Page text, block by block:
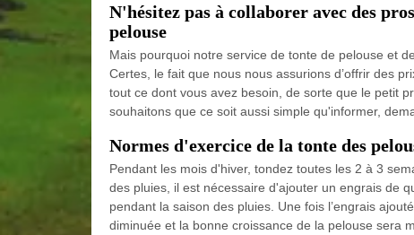
N'hésitez pas à collaborer avec des
pelouse
Mais pourquoi notre service de tonte de pelouse et
Certes, le fait que nous nous assurions d’offrir des
tout ce dont vous avez besoin, de sorte que le petit
souhaitons que ce soit aussi simple qu'informer,
Normes d'exercice de la tonte des
Pendant les mois d'hiver, tondez toutes les 2 à 3
des pluies, il est nécessaire d'ajouter un engrais de
pendant la saison des pluies. Une fois l’engrais
diminuée et la bonne croissance de la pelouse sera